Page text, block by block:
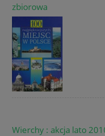
zbiorowa
Wierchy : akcja lato